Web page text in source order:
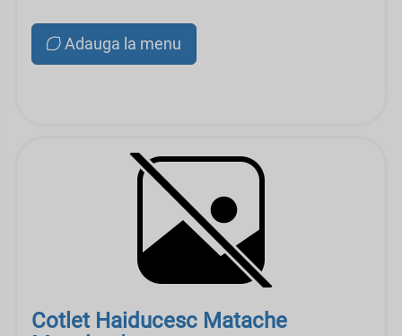
Adauga la menu
Cotlet Haiducesc Matache